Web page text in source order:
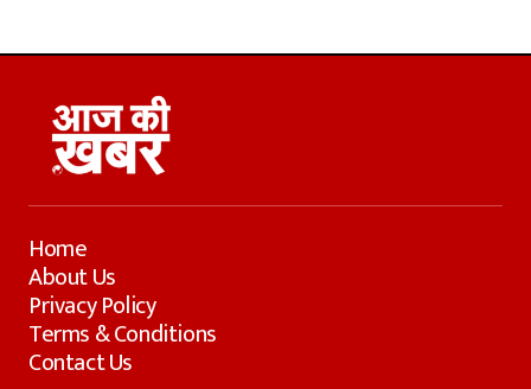
Home
About Us
Privacy Policy
Terms & Conditions
Contact Us